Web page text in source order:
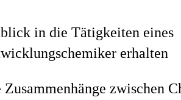
in die Tätigkeiten eines
erhalten
Zusammenhänge zwischen